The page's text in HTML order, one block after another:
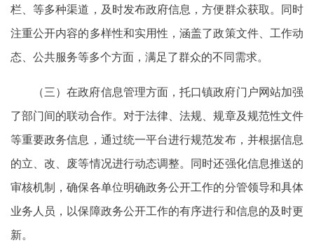
栏、等多种渠道，及时发布政府信息，方便群众获取。同时
注重公开内容的多样性和实用性，涵盖了政策文件、工作动
态、公共服务等多个方面，满足了群众的不同需求。
（三）在政府信息管理方面，托口镇政府门户网站加强
了部门间的联动合作。对于法律、法规、规章及规范性文件
等重要政务信息，通过统一平台进行规范发布，并根据信息
的立、改、废等情况进行动态调整。同时还强化信息推送的
审核机制，确保各单位明确政务公开工作的分管领导和具体
业务人员，以保障政务公开工作的有序进行和信息的及时更
新。